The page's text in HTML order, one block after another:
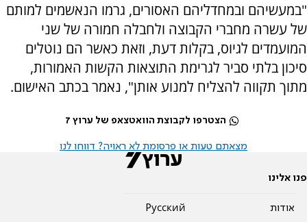
"במעשיהם ובמחדליהם האסורים, גרמו הנאשמים למותם
של עשרה מחברי הקבוצה ולחבלה חמורה של שני
המועמדים לגיוס, בקלות דעת, וזאת כאשר הם נוטלים
סיכון בלתי סביר לגרימת התוצאות הקשות האמורות,
מתוך תקווה להצליח למנוע אותן", נאמר בכתב האישום.
הצטרפו לקבוצת הוואטצאפ של ערוץ 7
מצאתם טעות או פרסומת לא ראויה? דווחו לנו
פנו אלינו
אודות
Pусский